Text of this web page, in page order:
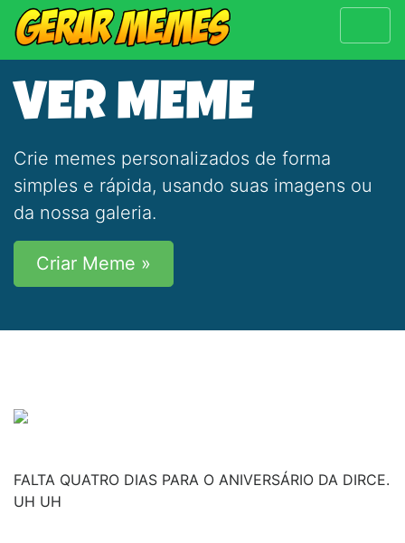
VER MEME
Crie memes personalizados de forma
simples e rápida, usando suas imagens ou
da nossa galeria.
Criar Meme »
FALTA QUATRO DIAS PARA O ANIVERSÁRIO DA DIRCE.
UH UH